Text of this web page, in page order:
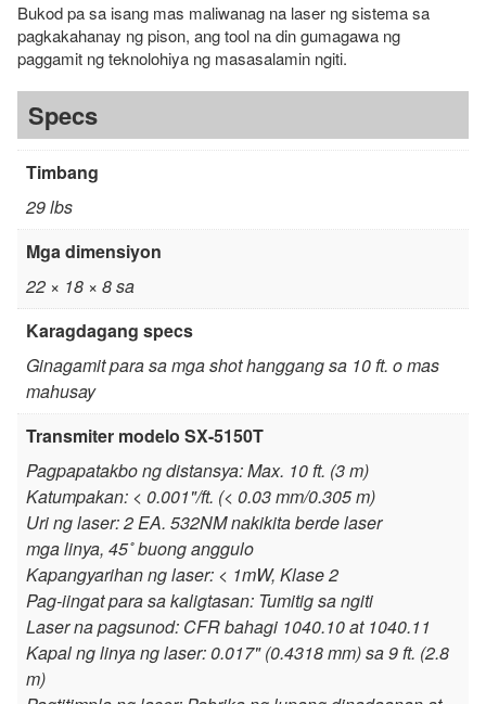
Bukod pa sa isang mas maliwanag na laser ng sistema sa
pagkakahanay ng pison, ang tool na din gumagawa ng
paggamit ng teknolohiya ng masasalamin ngiti.
Specs
Timbang
29 lbs
Mga dimensiyon
22 × 18 × 8 sa
Karagdagang specs
Ginagamit para sa mga shot hanggang sa 10 ft. o mas
mahusay
Transmiter modelo SX-5150T
Pagpapatakbo ng distansya: Max. 10 ft. (3 m)
Katumpakan: < 0.001"/ft. (< 0.03 mm/0.305 m)
Uri ng laser: 2 EA. 532NM nakikita berde laser
mga linya, 45˚ buong anggulo
Kapangyarihan ng laser: < 1mW, Klase 2
Pag-iingat para sa kaligtasan: Tumitig sa ngiti
Laser na pagsunod: CFR bahagi 1040.10 at 1040.11
Kapal ng linya ng laser: 0.017" (0.4318 mm) sa 9 ft. (2.8
m)